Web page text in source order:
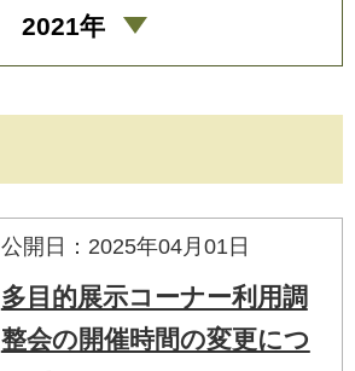
公開日：2025年04月01日
多目的展示コーナー利用調
整会の開催時間の変更につ
2021年